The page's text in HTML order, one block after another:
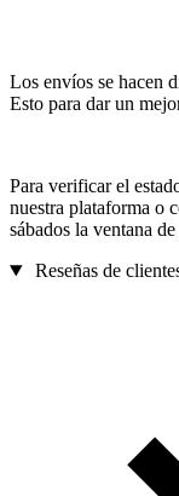
Los envíos se hacen
Esto para dar un
Para verificar el
nuestra plataforma o
sábados la ventana
Reseñas de